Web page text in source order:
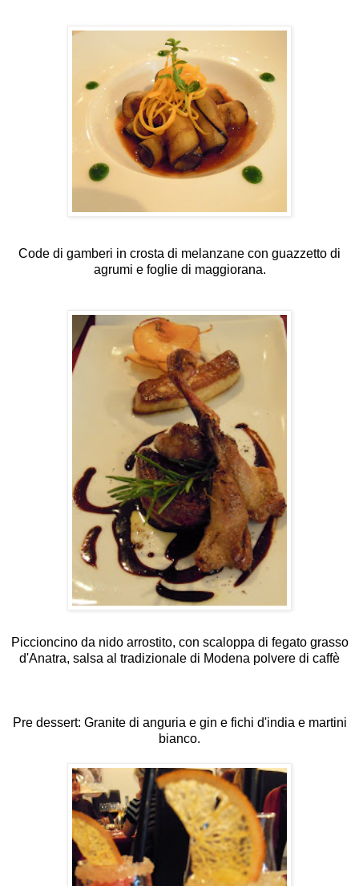
Code di gamberi in crosta di melanzane con guazzetto di
agrumi e foglie di maggiorana.
Piccioncino da nido arrostito, con scaloppa di fegato grasso
d'Anatra, salsa al tradizionale di Modena polvere di caffè
Pre dessert: Granite di anguria e gin e fichi d'india e martini
bianco.